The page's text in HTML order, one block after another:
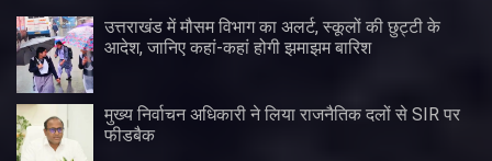
उत्तराखंड में मौसम विभाग का अलर्ट, स्कूलों की छुट्टी के
आदेश, जानिए कहां-कहां होगी झमाझम बारिश
मुख्य निर्वाचन अधिकारी ने लिया राजनैतिक दलों से SIR पर
फीडबैक